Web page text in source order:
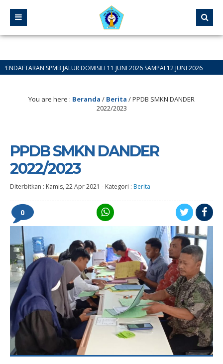
SPMB JALUR DOMISILI 11 JUNI 2026 SAMPAI 12 JUNI 2026
You are here : Beranda / Berita /PPDB SMKN DANDER
2022/2023
PPDB SMKN DANDER
2022/2023
Diterbitkan : Kamis, 22 Apr 2021 - Kategori : Berita
0